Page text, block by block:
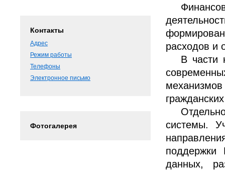
расходов и
В части
механизмов
системы.
поддержки
данных,
Контакты
Адрес
Режим работы
Телефоны
Электронное письмо
Фотогалерея